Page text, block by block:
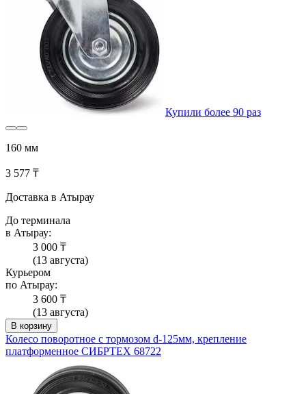
Купили более 90 раз
160 мм
3 577 ₸
Доставка в Атырау
До терминала
в Атырау:
3 000 ₸
(13 августа)
Курьером
по Атырау:
3 600 ₸
(13 августа)
В корзину
Колесо поворотное с тормозом d-125мм, крепление
платформенное СИБРТЕХ 68722